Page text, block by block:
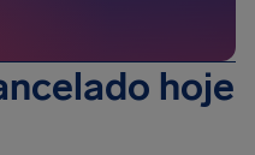
hoje